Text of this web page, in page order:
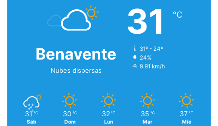
Benavente
Nubes dispersas
31 ℃
31º - 24º
24%
9.91 km/h
31 ℃
Sáb
30 ℃
Dom
32 ℃
Lun
35 ℃
Mar
37 ℃
Mié